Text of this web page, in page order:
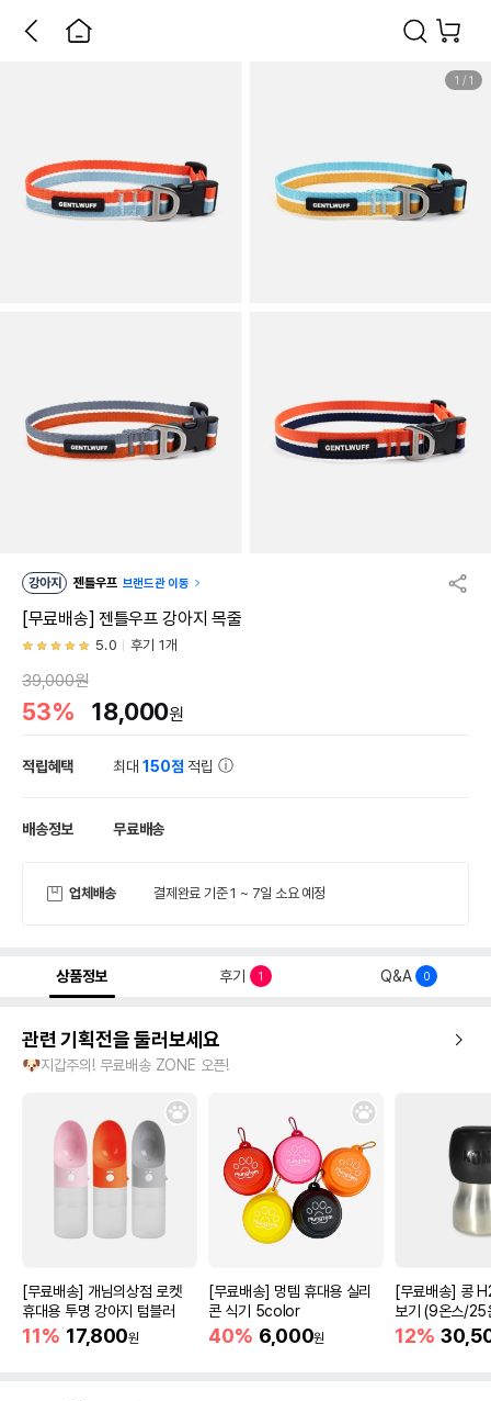
1 / 1
강아지 젠틀우프 브랜드관 이동
[무료배송] 젠틀우프 강아지 목줄
5.0 후기 1개
39,000원
53% 18,000원
적립혜택 최대150점 적립
배송정보 무료배송
업체배송 결제완료 기준 1 ~ 7일 소요 예정
상품정보 후기 1 Q&A 0
관련 기획전을 둘러보세요
🐶지갑주의! 무료배송 ZONE 오픈!
[무료배송] 개님의상점 로켓
휴대용 투명 강아지 텀블러
11% 17,800원
[무료배송] 멍템 휴대용 실리
콘 식기 5color
40% 6,000원
[무료배송] 콩
보기 (9온스/25
12%